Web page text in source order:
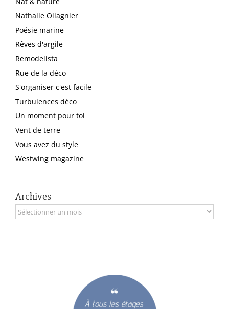
Nathalie Ollagnier
Poésie marine
Rêves d'argile
Remodelista
Rue de la déco
S'organiser c'est facile
Turbulences déco
Un moment pour toi
Vent de terre
Vous avez du style
Westwing magazine
Archives
Archives